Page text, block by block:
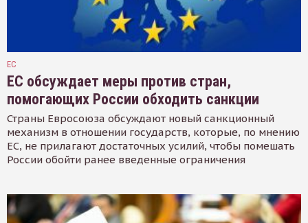
ЕС
ЕС обсуждает меры против стран,
помогающих России обходить санкции
Страны Евросоюза обсуждают новый санкционный
механизм в отношении государств, которые, по мнению
ЕС, не прилагают достаточных усилий, чтобы помешать
России обойти ранее введенные ограничения